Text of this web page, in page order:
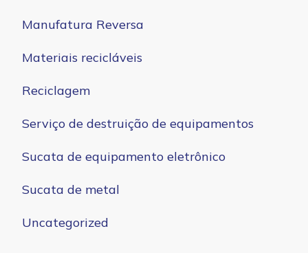
Manufatura Reversa
Materiais recicláveis
Reciclagem
Serviço de destruição de equipamentos
Sucata de equipamento eletrônico
Sucata de metal
Uncategorized